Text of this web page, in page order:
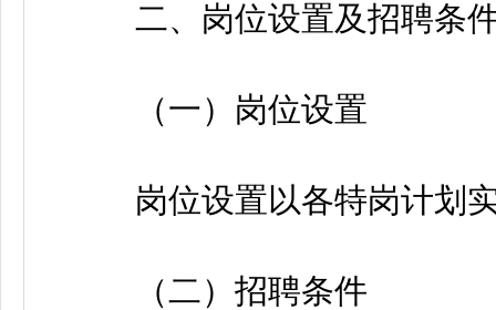
二、岗位设置及招聘条
（一）岗位设置
岗位设置以各特岗计划实
（二）招聘条件